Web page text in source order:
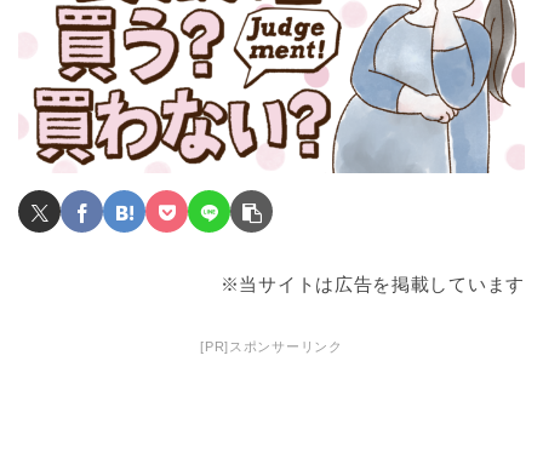
※当サイトは広告を掲載しています
[PR]スポンサーリンク